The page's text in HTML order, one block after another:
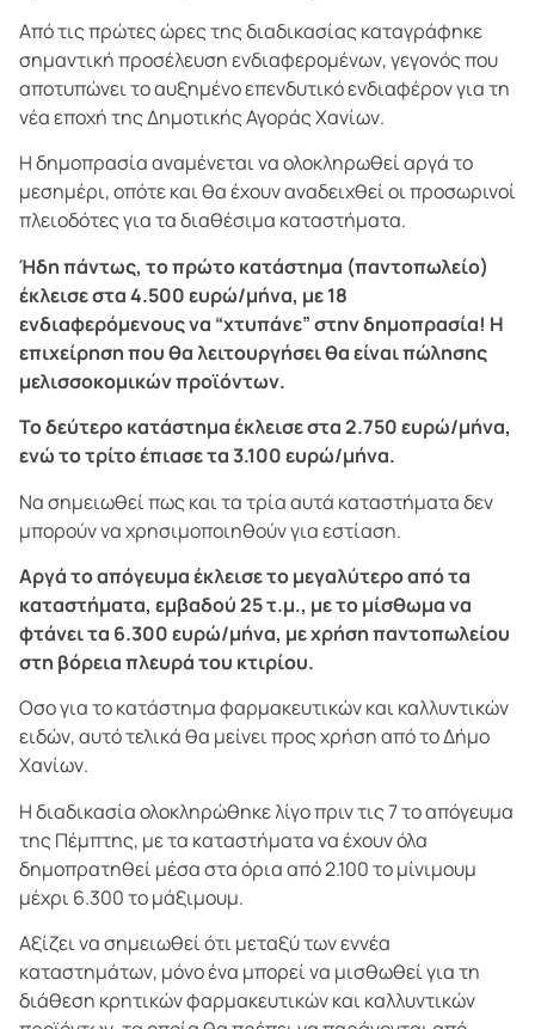
Από τις πρώτες ώρες της διαδικασίας καταγράφηκε
σημαντική προσέλευση ενδιαφερομένων, γεγονός που
αποτυπώνει το αυξημένο επενδυτικό ενδιαφέρον για τη
νέα εποχή της Δημοτικής Αγοράς Χανίων.
Η δημοπρασία αναμένεται να ολοκληρωθεί αργά το
μεσημέρι, οπότε και θα έχουν αναδειχθεί οι προσωρινοί
πλειοδότες για τα διαθέσιμα καταστήματα.
Ήδη πάντως, το πρώτο κατάστημα (παντοπωλείο)
έκλεισε στα 4.500 ευρώ/μήνα, με 18
ενδιαφερόμενους να “χτυπάνε” στην δημοπρασία! Η
επιχείρηση που θα λειτουργήσει θα είναι πώλησης
μελισσοκομικών προϊόντων.
Το δεύτερο κατάστημα έκλεισε στα 2.750 ευρώ/μήνα,
ενώ το τρίτο έπιασε τα 3.100 ευρώ/μήνα.
Να σημειωθεί πως και τα τρία αυτά καταστήματα δεν
μπορούν να χρησιμοποιηθούν για εστίαση.
Αργά το απόγευμα έκλεισε το μεγαλύτερο από τα
καταστήματα, εμβαδού 25 τ.μ., με το μίσθωμα να
φτάνει τα 6.300 ευρώ/μήνα, με χρήση παντοπωλείου
στη βόρεια πλευρά του κτιρίου.
Οσο για το κατάστημα φαρμακευτικών και καλλυντικών
ειδών, αυτό τελικά θα μείνει προς χρήση από το Δήμο
Χανίων.
Η διαδικασία ολοκληρώθηκε λίγο πριν τις 7 το απόγευμα
της Πέμπτης, με τα καταστήματα να έχουν όλα
δημοπρατηθεί μέσα στα όρια από 2.100 το μίνιμουμ
μέχρι 6.300 το μάξιμουμ.
Αξίζει να σημειωθεί ότι μεταξύ των εννέα
καταστημάτων, μόνο ένα μπορεί να μισθωθεί για τη
διάθεση κρητικών φαρμακευτικών και καλλυντικών